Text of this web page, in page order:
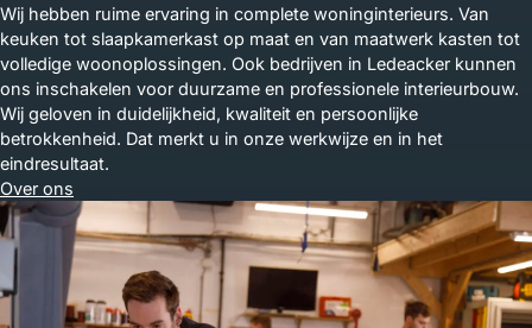
Wij hebben ruime ervaring in complete woninginterieurs. Van
keuken tot slaapkamerkast op maat en van maatwerk kasten tot
volledige woonoplossingen. Ook bedrijven in Ledeacker kunnen
ons inschakelen voor duurzame en professionele interieurbouw.
Wij geloven in duidelijkheid, kwaliteit en persoonlijke
betrokkenheid. Dat merkt u in onze werkwijze en in het
eindresultaat.
Over ons